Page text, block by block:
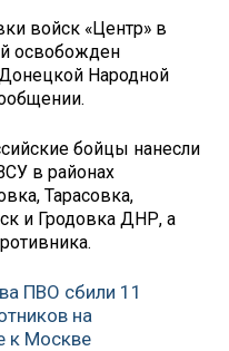
войск «Центр» в
освобожден
Народной
бойцы нанесли
в районах
Тарасовка,
и Гродовка ДНР, а
ПВО сбили 11
на
к Москве